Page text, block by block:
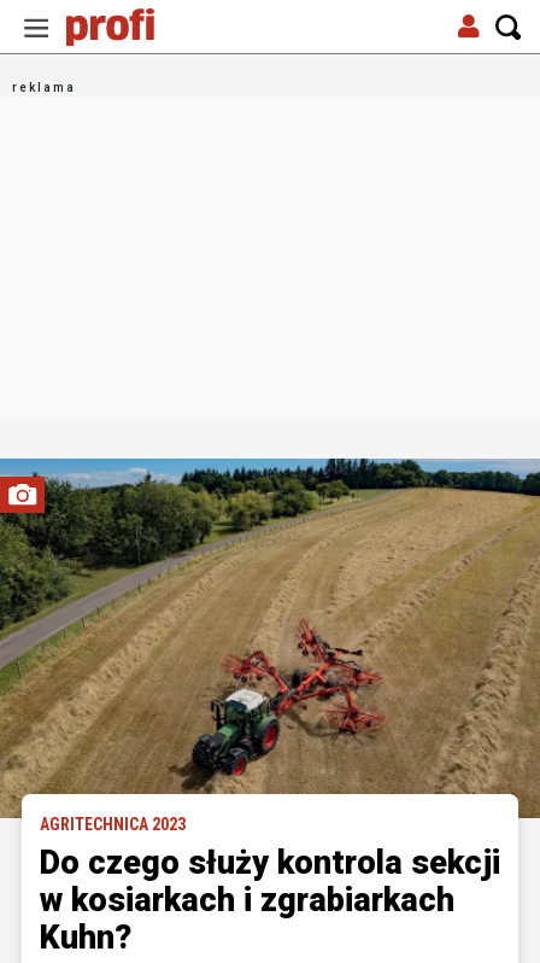
AGRITECHNICA 2023
Do czego służy kontrola sekcji
w kosiarkach i zgrabiarkach
Kuhn?